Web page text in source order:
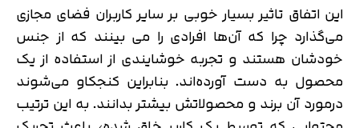
این اتفاق تاثیر بسیار خوبی بر سایر کاربران فضای مجازی
می‌گذارد چرا که آن‌ها افرادی را می بینند که از جنس
خودشان هستند و تجربه خوشایندی از استفاده از یک
محصول به دست آورده‌اند. بنابراین کنجکاو می‌شوند
درمورد آن برند و محصولاتش بیشتر بدانند. به این ترتیب